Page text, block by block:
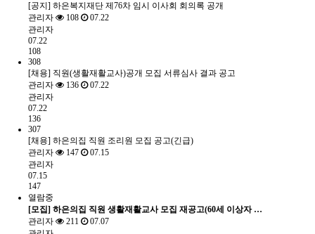
[공지] 하은복지재단 제76차 임시 이사회 회의록 공개
관리자
108
07.22
관리자
07.22
108
308
[채용] 직원(생활재활교사)공개 모집 서류심사 결과 공고
관리자
136
07.22
관리자
07.22
136
307
[채용] 하은의집 직원 조리원 모집 공고(긴급)
관리자
147
07.15
관리자
07.15
147
열람중
[모집] 하은의집 직원 생활재활교사 모집 재공고(60세 이상자 …
관리자
211
07.07